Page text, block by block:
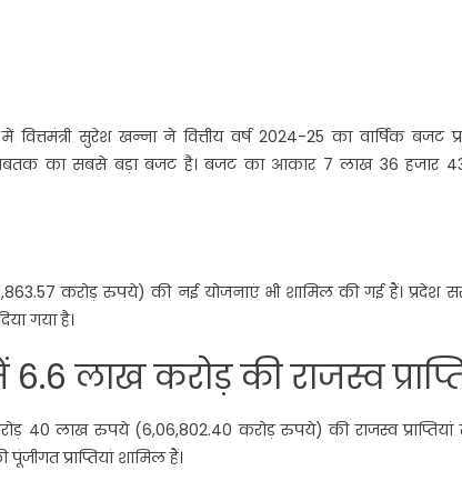
सुरेश खन्ना ने वित्तीय वर्ष 2024-25 का वार्षिक बजट
अबतक का सबसे बड़ा बजट है। बजट का आकार 7 लाख 36 हजार
करोड़ रुपये) की नई योजनाएं भी शामिल की गई हैं। प्रदेश
गया है।
लाख करोड़ की राजस्व
40 लाख रुपये (6,06,802.40 करोड़ रुपये) की राजस्व प्राप्तियां
प्राप्तियां शामिल हैं।